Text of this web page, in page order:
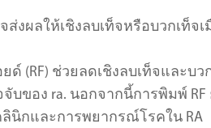
งผลให้เชิงลบเท็จหรือบวกเท็จเ
ด์ (RF) ช่วยลดเชิงลบเท็จและบว
บของ ra. นอกจากนี้การพิมพ์ RF
ลินิกและการพยากรณ์โรคใน RA